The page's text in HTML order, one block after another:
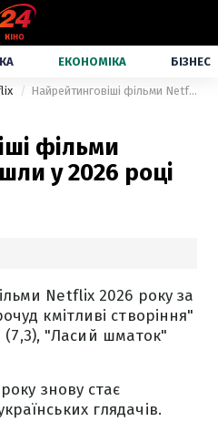
ЕКОНОМІКА БІЗНЕС
Найрейтинговіші фільми Netflix, які вийшли у 2026 році
фільми
у 2026 році
Netflix 2026 року за
кмітливі створіння"
(7,3), "Ласий шматок"
знову стає
глядачів.